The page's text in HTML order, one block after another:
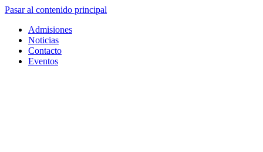
Pasar al contenido principal
Admisiones
Noticias
Contacto
Eventos